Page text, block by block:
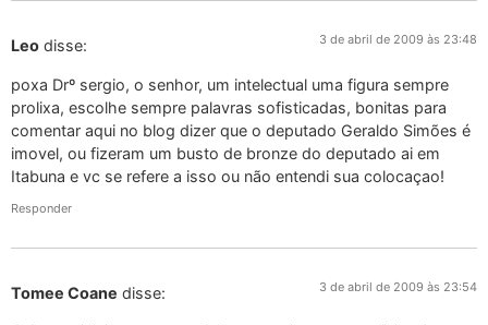
Leo disse: 3 de abril de 2009 às 23:48
poxa Drº sergio, o senhor, um intelectual uma figura sempre
prolixa, escolhe sempre palavras sofisticadas, bonitas para
comentar aqui no blog dizer que o deputado Geraldo Simões é
imovel, ou fizeram um busto de bronze do deputado ai em
Itabuna e vc se refere a isso ou não entendi sua colocaçao!
Responder
Tomee Coane disse: 3 de abril de 2009 às 23:54